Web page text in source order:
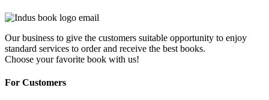
Our business to give the customers suitable opportunity to enjoy
standard services to order and receive the best books.
Choose your favorite book with us!
For Customers